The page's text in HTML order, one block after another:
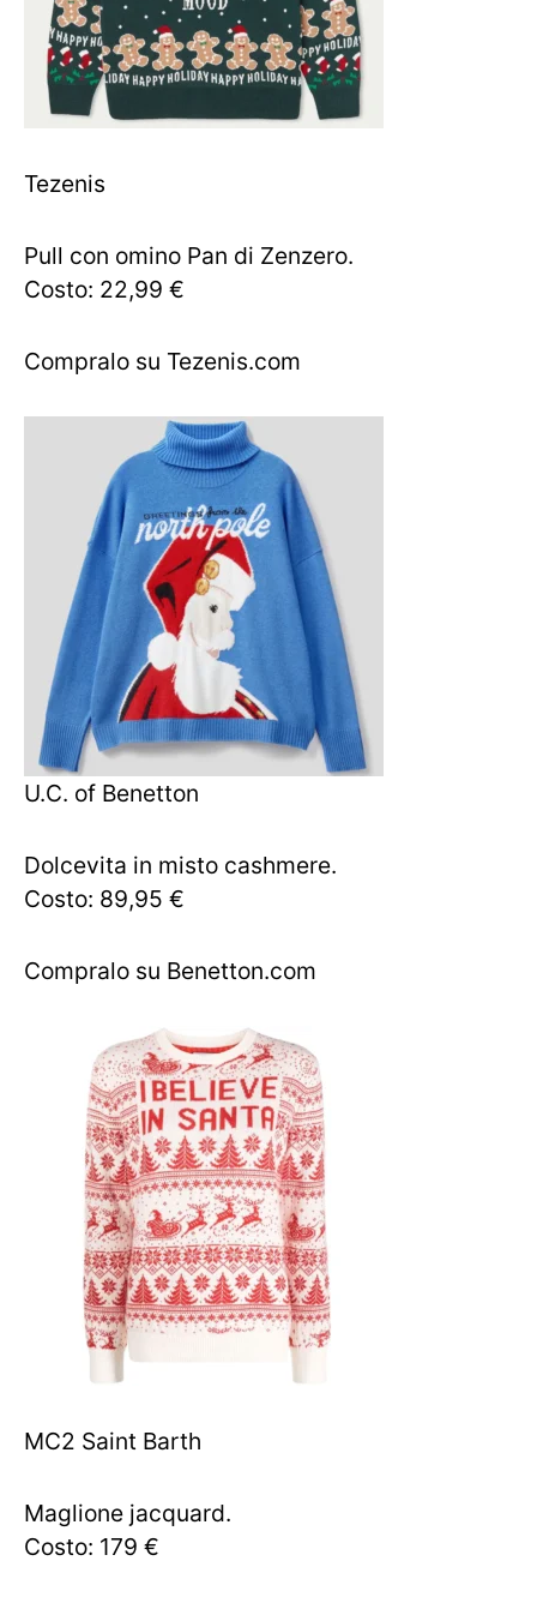
Tezenis
Pull con omino Pan di Zenzero.
Costo: 22,99 €
Compralo su Tezenis.com
U.C. of Benetton
Dolcevita in misto cashmere.
Costo: 89,95 €
Compralo su Benetton.com
MC2 Saint Barth
Maglione jacquard.
Costo: 179 €